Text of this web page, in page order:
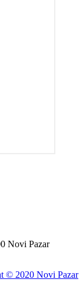
Novi Pazar
© 2020 Novi Pazar